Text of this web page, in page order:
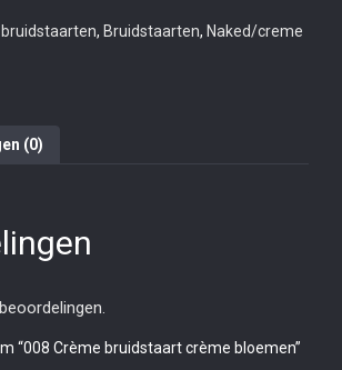
, Bruidstaarten, Naked/creme
(0)
“008 Crème bruidstaart crème bloemen”